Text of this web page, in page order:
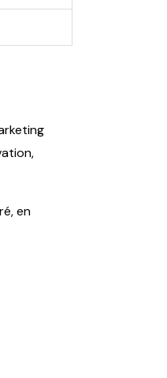
en